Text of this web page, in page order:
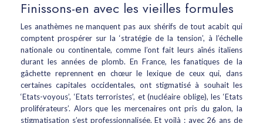
Finissons-en avec les vieilles formules
Les anathèmes ne manquent pas aux shérifs de tout acabit qui
comptent prospérer sur la ‘stratégie de la tension’, à l’échelle
nationale ou continentale, comme l’ont fait leurs aînés italiens
durant les années de plomb. En France, les fanatiques de la
gâchette reprennent en chœur le lexique de ceux qui, dans
certaines capitales occidentales, ont stigmatisé à souhait les
‘Etats-voyous’, ‘Etats terroristes’, et (nucléaire oblige), les ‘Etats
proliférateurs’. Alors que les mercenaires ont pris du galon, la
stigmatisation s’est professionnalisée. Et voilà : avec 26 ans de